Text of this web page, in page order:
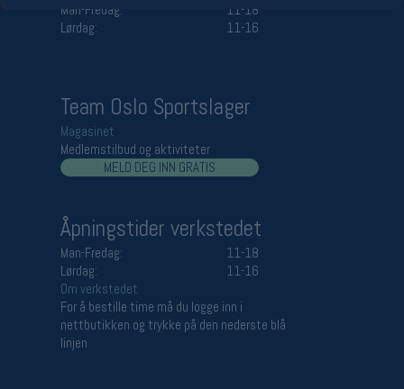
Man-Fredag:
11-18
Lørdag:
11-16
Team Oslo Sportslager
Magasinet
Medlemstilbud og aktiviteter
MELD DEG INN GRATIS
Åpningstider verkstedet
Man-Fredag:
11-18
Lørdag:
11-16
Om verkstedet
For å bestille time må du logge inn i
nettbutikken og trykke på den nederste blå
linjen